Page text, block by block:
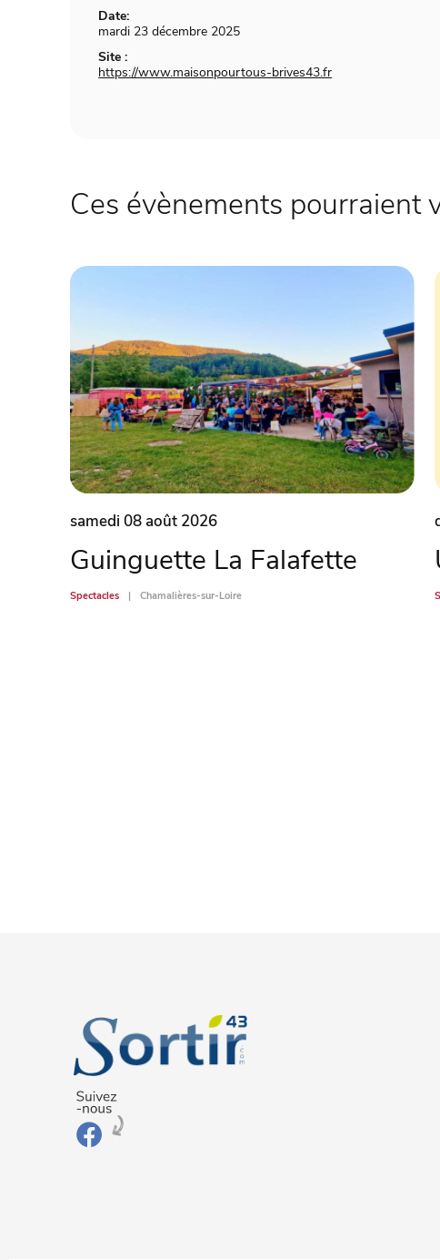
Date:
mardi 23 décembre 2025
Site :
https://www.maisonpourtous-brives43.fr
Ces évènements pourraient
samedi 08 août 2026
Guinguette La Falafette
Spectacles Chamalières-sur-Loire